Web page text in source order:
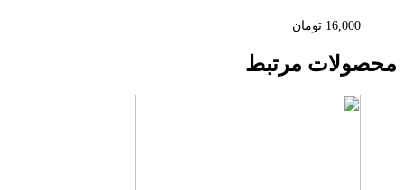
16,000 تومان
محصولات مرتبط